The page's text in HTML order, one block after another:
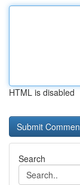
HTML is disabled
Search